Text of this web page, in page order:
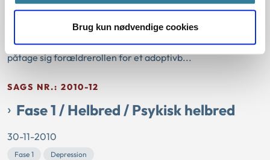
Brug kun nødvendige cookies
som adoptanter til et barn i alderen 0 – 36 måneder.
Samrådets afgørelse var begrundet i ansøgernes
ressourcer og manglende rummelighed, i forhold til at
påtage sig forældrerollen for et adoptivb...
SAGS NR.: 2010-12
Fase 1 / Helbred / Psykisk helbred
30-11-2010
Fase 1 Depression